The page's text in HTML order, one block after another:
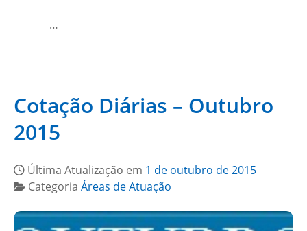
…
Cotação Diárias – Outubro
2015
Última Atualização em 1 de outubro de 2015
Categoria Áreas de Atuação